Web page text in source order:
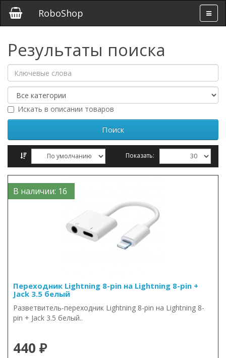
RoboShop
Результаты поиска
Искать в описании товаров
Показать:
В наличии: 16
Переходник Lightning 8-pin на Lightning 8-pin +
Jack 3.5 белый
Разветвитель-переходник Lightning 8-pin на Lightning 8-
pin + Jack 3.5 белый..
440 ₽